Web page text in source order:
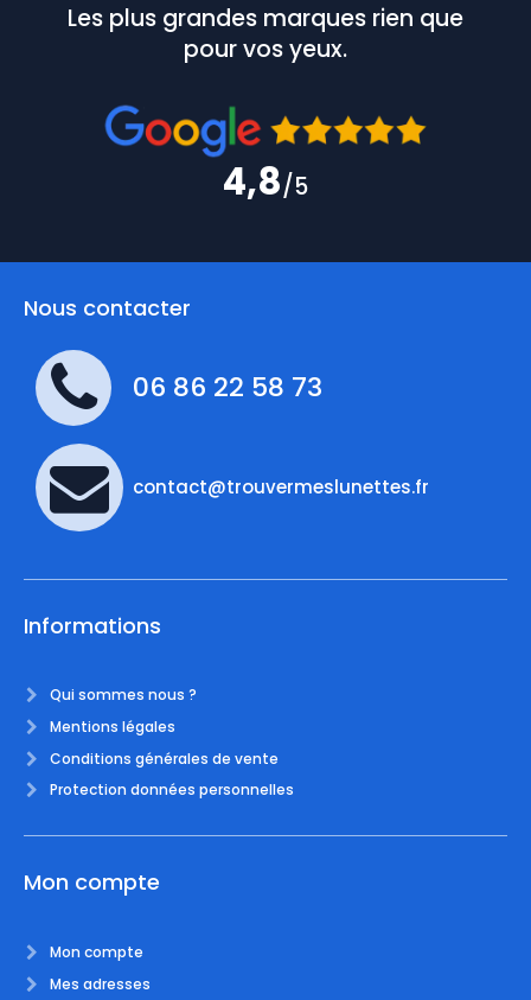
Les plus grandes marques rien que
pour vos yeux.
4,8/5
Nous contacter
06 86 22 58 73
contact@trouvermeslunettes.fr
Informations
Qui sommes nous ?
Mentions légales
Conditions générales de vente
Protection données personnelles
Mon compte
Mon compte
Mes adresses